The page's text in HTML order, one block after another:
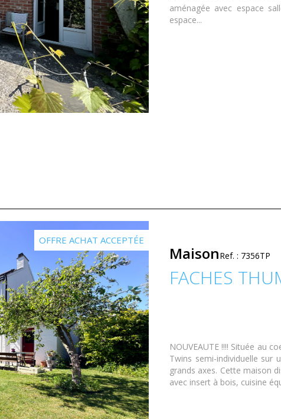
aménagée avec espace
espace...
OFFRE ACHAT ACCEPTÉE
MaisonRef. : 7356TP
FACHES
NOUVEAUTE !!!! Située au
Twins semi-individuelle sur
grands axes. Cette maison
avec insert à bois, cuisine